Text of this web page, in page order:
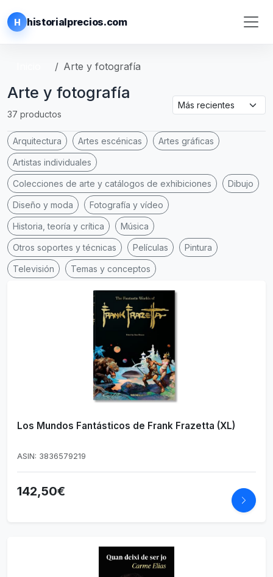
H historialprecios.com
Arte y fotografía
Arte y fotografía
37 productos
Arquitectura Artes escénicas Artes gráficas
Artistas individuales
Colecciones de arte y catálogos de exhibiciones Dibujo
Diseño y moda Fotografía y vídeo
Historia, teoría y crítica Música
Otros soportes y técnicas Películas Pintura
Televisión Temas y conceptos
Los Mundos Fantásticos de Frank Frazetta (XL)
ASIN: 3836579219
142,50€